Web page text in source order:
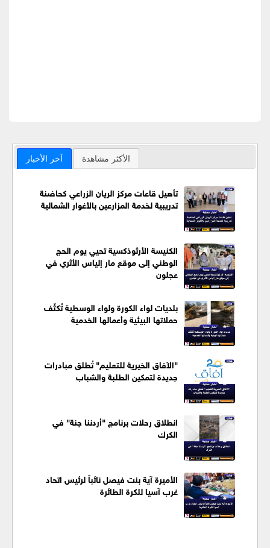
آخر الأخبار الأكثر مشاهدة
تأهيل قاعات مركز الريان الزراعي كحاضنة
تدريبية لخدمة المزارعين بالأغوار الشمالية
الكنيسة الأرثوذكسية تحيي يوم الحج
الوطني إلى موقع مار إلياس الأثري في
عجلون
بلديات لواء الكورة ولواء الوسطية تُكثّف
حملاتها البيئية وأعمالها الخدمية
"الآفاق الخيرية للتعليم" تُطلق مبادرات
جديدة لتمكين الطلبة والشباب
انطلاق رحلات برنامج "أردننا جنة" في
الكرك
الأميرة آية بنت فيصل نائباً لرئيس اتحاد
غرب آسيا للكرة الطائرة